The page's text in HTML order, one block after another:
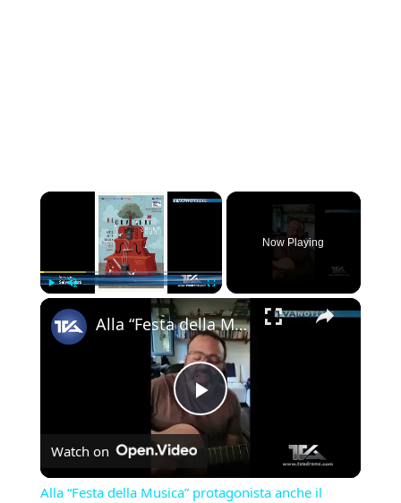
×
Fullscreen
Now Playing
×
Play
Video
Alla “Festa della Musica” protagonista anche il musicista di origini adranite Riccardo Tomasello
Watch on
Alla “Festa della Musica” protagonista anche il